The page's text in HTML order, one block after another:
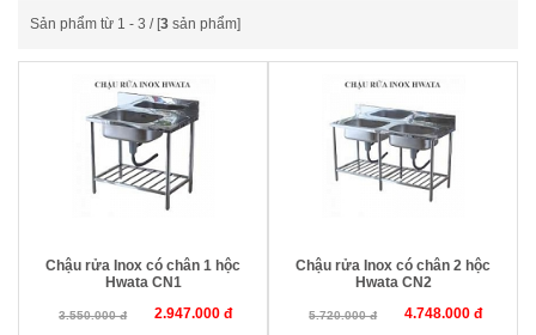
Sản phẩm từ 1 - 3 / [3 sản phẩm]
Chậu rửa Inox có chân 1 hộc
Hwata CN1
3.550.000 đ 2.947.000 đ
Chậu rửa Inox có chân 2 hộc
Hwata CN2
5.720.000 đ 4.748.000 đ